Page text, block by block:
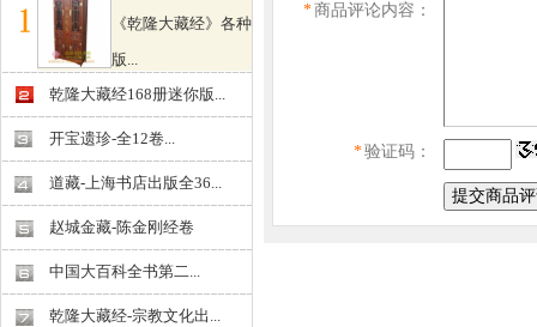
《乾隆大藏经》各种
版...
￥0.000
乾隆大藏经168册迷你版...
开宝遗珍-全12卷...
道藏-上海书店出版全36...
赵城金藏-陈金刚经卷
中国大百科全书第二...
乾隆大藏经-宗教文化出...
*商品评论内容：
*验证码：